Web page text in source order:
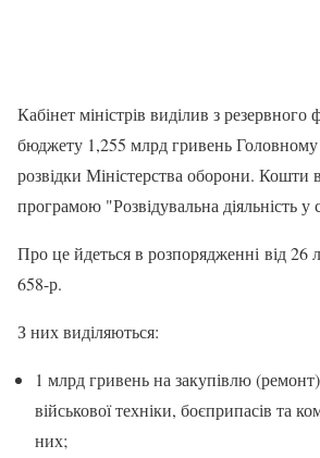
Кабінет міністрів виділив з
бюджету 1,255 млрд гривень
розвідки Міністерства оборони. Кошти
програмою "Розвідувальна діяльність у
Про це йдеться в розпорядженні від
658-р.
З них виділяються:
1 млрд гривень на закупівлю
військової техніки, боєприпасів та
них;